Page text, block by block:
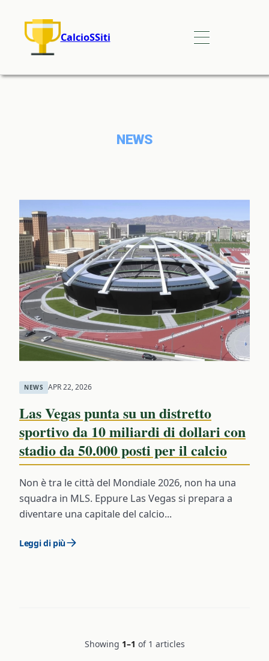
CalcioSSiti
NEWS
NEWS APR 22, 2026
Las Vegas punta su un distretto
sportivo da 10 miliardi di dollari con
stadio da 50.000 posti per il calcio
Non è tra le città del Mondiale 2026, non ha una
squadra in MLS. Eppure Las Vegas si prepara a
diventare una capitale del calcio...
Leggi di più
Showing 1–1 of 1 articles